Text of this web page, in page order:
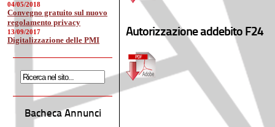
04/05/2018
Convegno gratuito sul nuovo
regolamento privacy
13/09/2017
Digitalizzazione delle PMI
Bacheca Annunci
Autorizzazione addebito F24